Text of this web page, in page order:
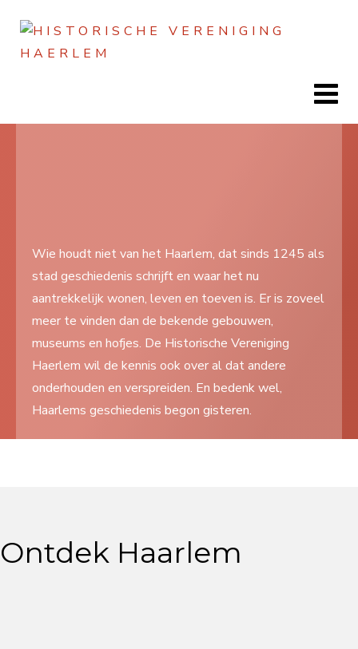
Lezen
Over ons
Search
Wie houdt niet van het Haarlem, dat sinds 1245 als
stad geschiedenis schrijft en waar het nu
aantrekkelijk wonen, leven en toeven is. Er is zoveel
meer te vinden dan de bekende gebouwen,
museums en hofjes. De Historische Vereniging
Haerlem wil de kennis ook over al dat andere
onderhouden en verspreiden. En bedenk wel,
Haarlems geschiedenis begon gisteren.
Ontdek Haarlem